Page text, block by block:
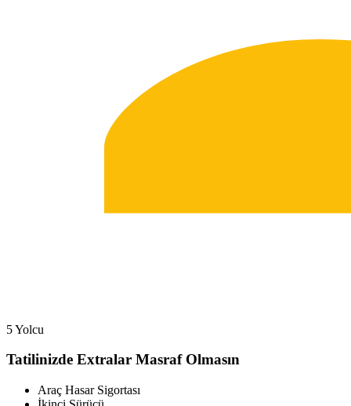
5 Yolcu
Tatilinizde Extralar Masraf Olmasın
Araç Hasar Sigortası